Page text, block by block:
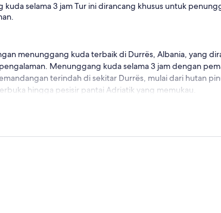
kuda selama 3 jam Tur ini dirancang khusus untuk
menunggang kuda terbaik di Durrës, Albania, yang
Menunggang kuda selama 3 jam dengan
terindah di sekitar Durrës, mulai dari hutan
hingga pesisir pantai Adriatik yang memukau.
penunggang kuda yang percaya diri berjalan, berlari, dan
berbahasa Inggris dan Italia.